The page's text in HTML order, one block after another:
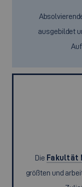
ausgebildet
Die Fakultät
größten und